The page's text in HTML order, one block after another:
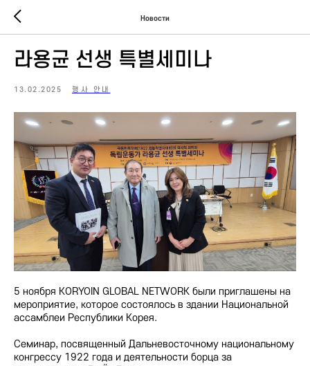
Новости
라용균 선생 특별세미나
13.02.2025 행사 안내
5 ноября KORYOIN GLOBAL NETWORK были приглашены на
мероприятие, которое состоялось в здании Национальной
ассамблеи Республики Корея.
Семинар, посвященный Дальневосточному национальному
конгрессу 1922 года и деятельности борца за